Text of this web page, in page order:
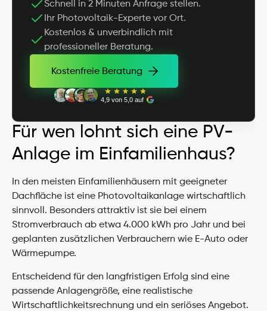
Schnell in 2 Minuten Anfrage stellen.
Ihr Photovoltaik-Experte vor Ort.
Kostenlos & unverbindlich mit
professioneller Beratung.
Kostenfreie Beratung
4,9 von 5,0 auf
Für wen lohnt sich eine PV-
Anlage im Einfamilienhaus?
In den meisten Einfamilienhäusern mit geeigneter
Dachfläche ist eine Photovoltaikanlage wirtschaftlich
sinnvoll. Besonders attraktiv ist sie bei einem
Stromverbrauch ab etwa 4.000 kWh pro Jahr und bei
geplanten zusätzlichen Verbrauchern wie E-Auto oder
Wärmepumpe.
Entscheidend für den langfristigen Erfolg sind eine
passende Anlagengröße, eine realistische
Wirtschaftlichkeitsrechnung und ein seriöses Angebot.